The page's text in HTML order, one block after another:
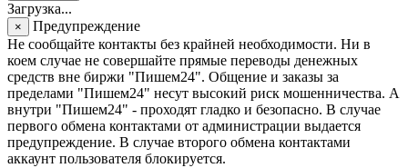
Загрузка...
×
Предупреждение
Не сообщайте контакты без крайней необходимости. Ни в
коем случае не совершайте прямые переводы денежных
средств вне биржи "Пишем24". Общение и заказы за
пределами "Пишем24" несут высокий риск мошенничества. А
внутри "Пишем24" - проходят гладко и безопасно. В случае
первого обмена контактами от администрации выдается
предупреждение. В случае второго обмена контактами
аккаунт пользователя блокируется.